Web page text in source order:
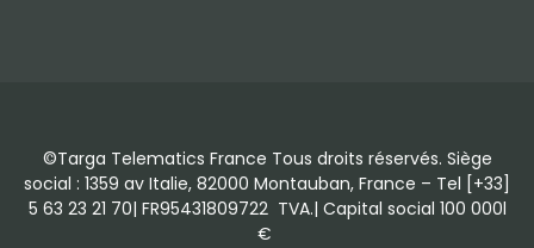
©Targa Telematics France Tous droits réservés. Siège
social : 1359 av Italie, 82000 Montauban, France – Tel [+33]
5 63 23 21 70| FR95431809722 TVA.| Capital social 100 000l
€